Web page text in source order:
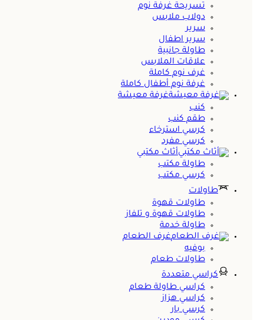
تسريحة غرفة نوم
دولاب ملابس
سرير
سرير اطفال
طاولة جانبية
علاقات الملابس
غرف نوم كاملة
غرفة نوم أطفال كاملة
غرفة معيشة
كنب
طقم كنب
كرسي استرخاء
كرسي مفرد
أثاث مكتبي
طاولة مكتب
كرسي مكتب
طاولات
طاولات قهوة
طاولات قهوة و تلفاز
طاولة خدمة
غرف الطعام
بوفيه
طاولات طعام
كراسي متعددة
كراسي طاولة طعام
كراسي هزاز
كرسي بار